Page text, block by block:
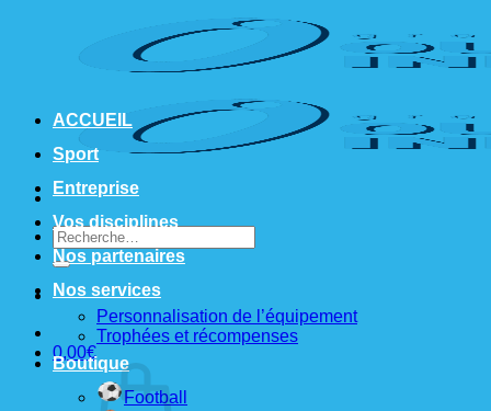
Recherche
pour :
0,00€
ACCUEIL
Sport
Entreprise
Vos disciplines
Nos partenaires
Nos services
Personnalisation de l’équipement
Trophées et récompenses
Boutique
Football